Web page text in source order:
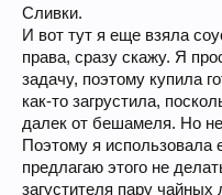
Сливки.
И вот тут я еще взяла
права, сразу скажу. Я
задачу, поэтому купила
как-то загрустила,
далек от бешамеля. Но
Поэтому я использовала
предлагаю этого не
загустителя пару